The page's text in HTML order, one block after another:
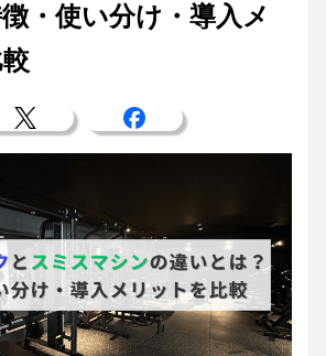
・使い分け・導入メ